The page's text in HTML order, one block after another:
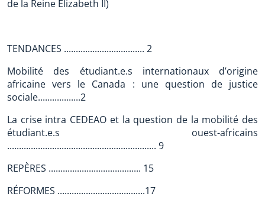
de la Reine Elizabeth II)
TENDANCES .................................. 2
Mobilité des étudiant.e.s internationaux d’origine
africaine vers le Canada : une question de justice
sociale..................2
La crise intra CEDEAO et la question de la mobilité des
étudiant.e.s ouest-africains
............................................................... 9
REPÈRES ....................................... 15
RÉFORMES .....................................17